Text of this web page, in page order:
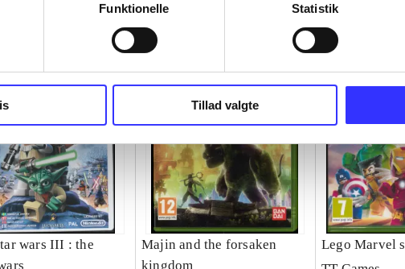
Funktionelle Statistik
Tillad valgte
wars III : the
Majin and the forsaken
kingdom
Lego Marvel